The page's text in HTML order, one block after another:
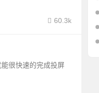
60.3k
很快速的完成投屏